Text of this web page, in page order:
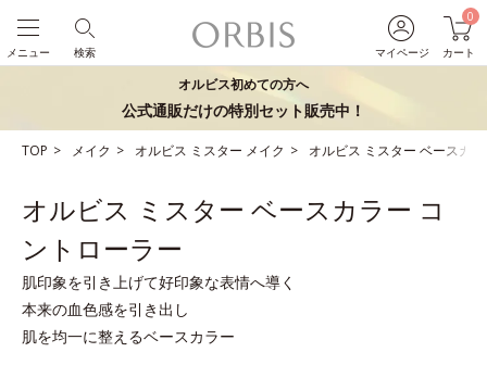
マイページ
0
カート
検索
メニュー
オルビス初めての方へ
公式通販だけの特別セット販売中！
TOP メイク オルビス ミスター メイク オルビス ミスター ベースカ
オルビス ミスター ベースカラー コ
ントローラー
肌印象を引き上げて好印象な表情へ導く
本来の血色感を引き出し
肌を均一に整えるベースカラー